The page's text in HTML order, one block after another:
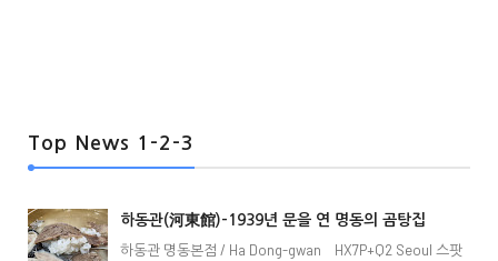
Top News 1-2-3
하동관(河東館)-1939년 문을 연 명동의 곰탕집
하동관 명동본점 / Ha Dong-gwan HX7P+Q2 Seoul 스팟